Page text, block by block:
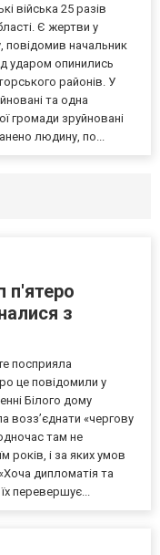
війська 25 разів
Є жертви у
повідомив начальник
ударом опинились
районів. У
та одна
громади зруйновані
людину, по...
п'ятеро
з
посприяла
це повідомили у
Білого дому
возз’єднати «чергову
там не
років, і за яких умов
дипломатія та
перевершує...